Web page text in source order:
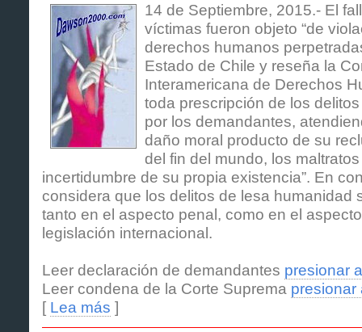
14 de Septiembre, 2015.- El
víctimas fueron objeto “de
derechos humanos
Estado de Chile y reseña la
Interamericana de Derechos
toda prescripción de los
por los demandantes,
daño moral producto de su
del fin del mundo, los
incertidumbre de su propia existencia”. En
considera que los delitos de lesa humanidad
tanto en el aspecto penal, como en el
legislación internacional.
Leer declaración de demandantes presionar
Leer condena de la Corte Suprema presionar
[ Lea más ]